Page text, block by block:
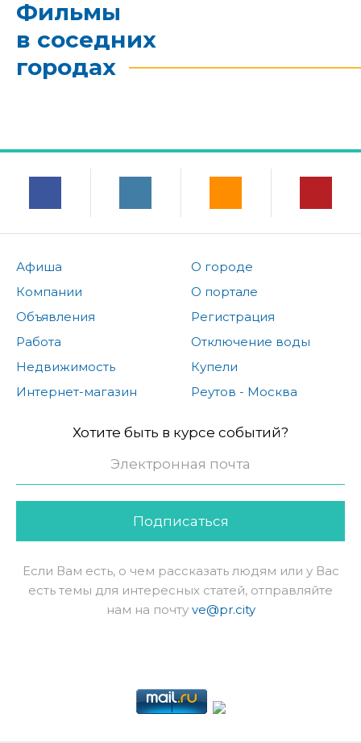
Фильмы
в соседних
городах
Афиша
Компании
Объявления
Работа
Недвижимость
Интернет-магазин
О городе
О портале
Регистрация
Отключение воды
Купели
Реутов - Москва
Хотите быть в курсе событий?
Подписаться
Если Вам есть, о чем рассказать людям или у Вас
есть темы для интересных статей, отправляйте
нам на почту ve@pr.city